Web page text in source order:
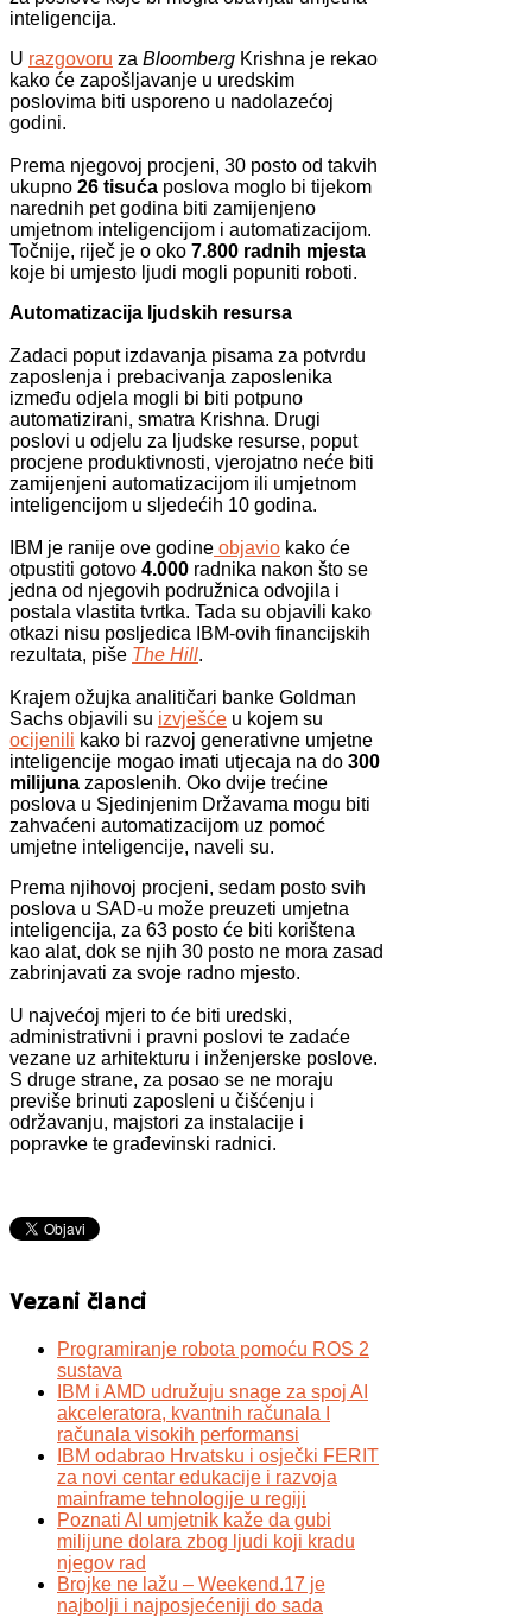
inteligencija.
U razgovoru za Bloomberg Krishna je rekao
kako će zapošljavanje u uredskim
poslovima biti usporeno u nadolazećoj
godini.
Prema njegovoj procjeni, 30 posto od takvih
ukupno 26 tisuća poslova moglo bi tijekom
narednih pet godina biti zamijenjeno
umjetnom inteligencijom i automatizacijom.
Točnije, riječ je o oko 7.800 radnih mjesta
koje bi umjesto ljudi mogli popuniti roboti.
Automatizacija ljudskih resursa
Zadaci poput izdavanja pisama za potvrdu
zaposlenja i prebacivanja zaposlenika
između odjela mogli bi biti potpuno
automatizirani, smatra Krishna. Drugi
poslovi u odjelu za ljudske resurse, poput
procjene produktivnosti, vjerojatno neće biti
zamijenjeni automatizacijom ili umjetnom
inteligencijom u sljedećih 10 godina.
IBM je ranije ove godine objavio kako će
otpustiti gotovo 4.000 radnika nakon što se
jedna od njegovih podružnica odvojila i
postala vlastita tvrtka. Tada su objavili kako
otkazi nisu posljedica IBM-ovih financijskih
rezultata, piše The Hill.
Krajem ožujka analitičari banke Goldman
Sachs objavili su izvješće u kojem su
ocijenili kako bi razvoj generativne umjetne
inteligencije mogao imati utjecaja na do 300
milijuna zaposlenih. Oko dvije trećine
poslova u Sjedinjenim Državama mogu biti
zahvaćeni automatizacijom uz pomoć
umjetne inteligencije, naveli su.
Prema njihovoj procjeni, sedam posto svih
poslova u SAD-u može preuzeti umjetna
inteligencija, za 63 posto će biti korištena
kao alat, dok se njih 30 posto ne mora zasad
zabrinjavati za svoje radno mjesto.
U najvećoj mjeri to će biti uredski,
administrativni i pravni poslovi te zadaće
vezane uz arhitekturu i inženjerske poslove.
S druge strane, za posao se ne moraju
previše brinuti zaposleni u čišćenju i
održavanju, majstori za instalacije i
popravke te građevinski radnici.
Vezani članci
Programiranje robota pomoću ROS 2
sustava
IBM i AMD udružuju snage za spoj AI
akceleratora, kvantnih računala I
računala visokih performansi
IBM odabrao Hrvatsku i osječki FERIT
za novi centar edukacije i razvoja
mainframe tehnologije u regiji
Poznati AI umjetnik kaže da gubi
milijune dolara zbog ljudi koji kradu
njegov rad
Brojke ne lažu – Weekend.17 je
najbolji i najposjećeniji do sada